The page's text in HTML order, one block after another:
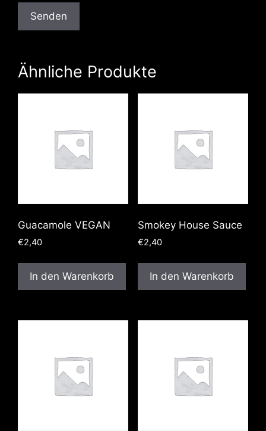
Ähnliche Produkte
Guacamole VEGAN
€2,40
In den Warenkorb
Smokey House Sauce
€2,40
In den Warenkorb